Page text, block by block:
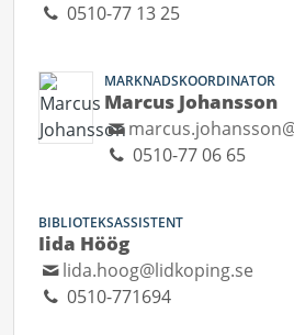
0510-77 13 25
MARKNADSKOORDINATOR
Marcus Johansson
0510-77 06 65
BIBLIOTEKSASSISTENT
Iida Höög
lida.hoog@lidkoping.se
0510-771694